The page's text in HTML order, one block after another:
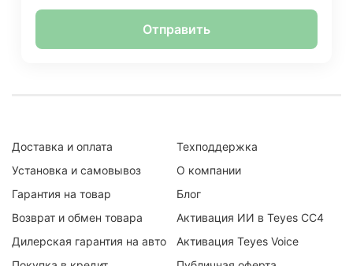
Отправить
Доставка и оплата
Установка и самовывоз
Гарантия на товар
Возврат и обмен товара
Дилерская гарантия на авто
Техподдержка
О компании
Блог
Активация ИИ в Teyes CC4
Активация Teyes Voice